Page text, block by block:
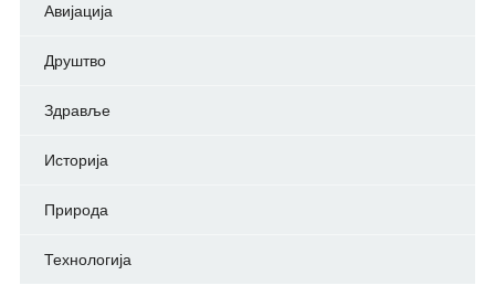
Авијација
Друштво
Здравље
Историја
Природа
Технологија